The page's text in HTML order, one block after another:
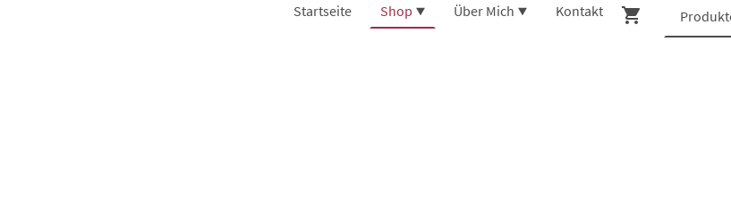
Startseite Shop Über Mich Kontakt